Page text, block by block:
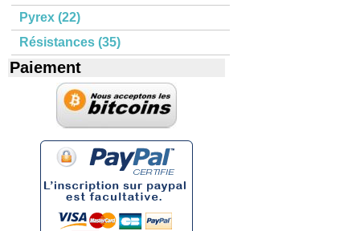
Pyrex (22)
Résistances (35)
Paiement